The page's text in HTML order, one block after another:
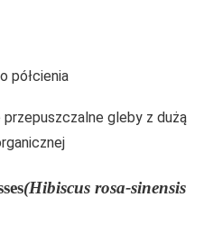
półcienia
przepuszczalne gleby z dużą
(Hibiscus rosa-sinensis